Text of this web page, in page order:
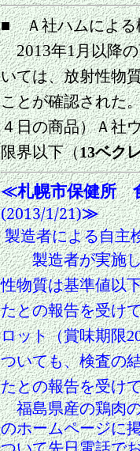
■ Ａ社ハムによる
2013年1月以降
いては、放射性物
ことが確認された
４日の商品）Ａ社
限界以下（13ベク
≪札幌市保健所
(2013/1/21)≫
製造者による自主
製造者が実施し
性物質は基準値以
たとの報告を受け
ロット（賞味期限
ついても、検査の
たとの報告を受け
福島県産の鶏肉
のホームページに